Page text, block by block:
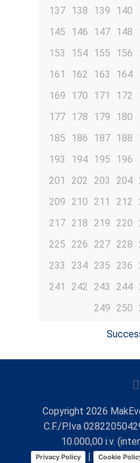
137 138 139 140
145
146 147 148
153
154 155 156
161
162 163 164
169
170 171 172
177 178 179 180
185
186 187 188
193
194 195 196
201
202 203 204
209 210 211 212
217 218 219 220
225 226 227 228
233
234 235 236
241
242 243 244
249 250
Copyright 2026
C.F./P.Iva
10.000,00 i.v.
Privacy Policy | Cookie